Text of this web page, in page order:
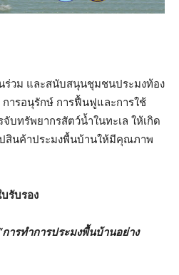
นร่วม และสนับสนุนชุมชนประมงท้อง
การอนุรักษ์ การฟื้นฟูและการใช้
บทรัพยากรสัตว์น้ำในทะเล ให้เกิด
ปสินค้าประมงพื้นบ้านให้มีคุณภาพ
รับรอง
การทำการประมงพื้นบ้านอย่าง